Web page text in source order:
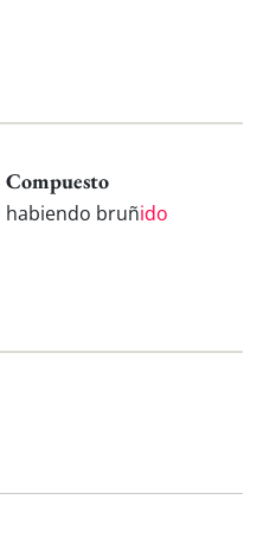
Compuesto
habiendo bruñido